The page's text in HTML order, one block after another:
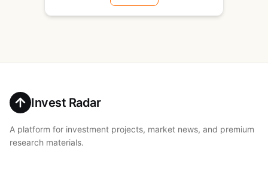
Invest Radar
A platform for investment projects, market news, and premium
research materials.